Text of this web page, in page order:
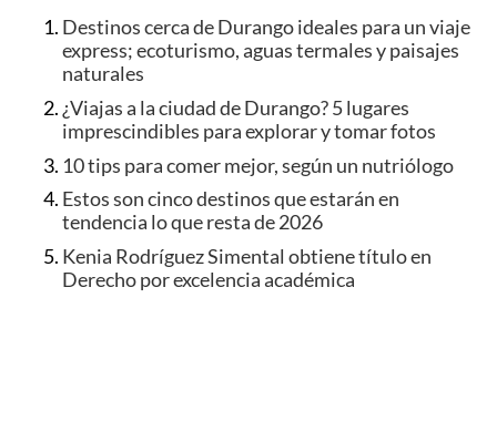
Destinos cerca de Durango ideales para un viaje
express; ecoturismo, aguas termales y paisajes
naturales
¿Viajas a la ciudad de Durango? 5 lugares
imprescindibles para explorar y tomar fotos
10 tips para comer mejor, según un nutriólogo
Estos son cinco destinos que estarán en
tendencia lo que resta de 2026
Kenia Rodríguez Simental obtiene título en
Derecho por excelencia académica